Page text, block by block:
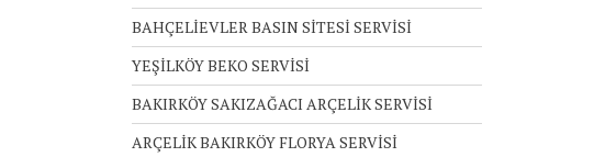
BAHÇELİEVLER BASIN SİTESİ SERVİSİ
YEŞİLKÖY BEKO SERVİSİ
BAKIRKÖY SAKIZAĞACI ARÇELİK SERVİSİ
ARÇELİK BAKIRKÖY FLORYA SERVİSİ